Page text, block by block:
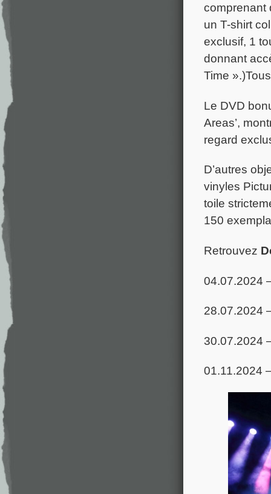
comprenant
un T-shirt
exclusif, 1
donnant
Time
Le DVD
Areas’,
regard
D’autres
vinyles
toile
150
Retrouvez
04.07.2024
28.07.2024
30.07.2024
01.11.2024